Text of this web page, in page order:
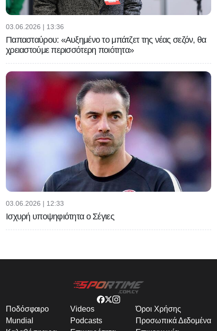
03.06.2026 | 13:36
Παπασταύρου: «Αυξημένο το μπάτζετ της νέας σεζόν, θα
χρειαστούμε περισσότερη ποιότητα»
03.06.2026 | 12:33
Ισχυρή υποψηφιότητα ο Σέγιες
Ποδόσφαιρο
Mundial
Videos
Podcasts
Όροι Χρήσης
Προσωπικά Δεδομένα